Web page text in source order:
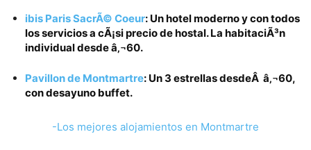
ibis Paris SacrÃ© Coeur: Un hotel moderno y con todos
los servicios a cÃ¡si precio de hostal. La habitaciÃ³n
individual desdeâ‚¬60.
Pavillon de Montmartre: Un 3 estrellas desdeÂ â‚¬60,
con desayuno buffet.
-Los mejores alojamientos en Montmartre